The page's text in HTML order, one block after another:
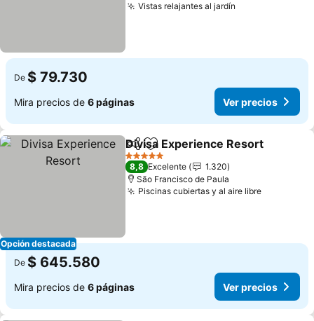
Vistas relajantes al jardín
De $ 79.730
Mira precios de 6 páginas Ver precios
Opción destacada
CompartirAgregar a favoritos
Divisa Experience Resort
5 Estrellas
8,8 Excelente
1.320
São Francisco de Paula
Piscinas cubiertas y al aire libre
De $ 645.580
Mira precios de 6 páginas Ver precios